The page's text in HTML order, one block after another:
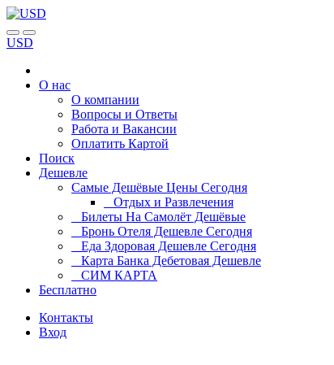
USD
О нас
О компании
Вопросы и Ответы
Работа и Вакансии
Оплатить Картой
Поиск
Дешевле
Самые Дешёвые Цены Сегодня
Отдых и Развлечения
Билеты На Самолёт Дешёвые
Бронь Отеля Дешевле Сегодня
Еда Здоровая Дешевле Сегодня
Карта Банка Дебетовая Дешевле
СИМ КАРТА
Бесплатно
Контакты
Вход